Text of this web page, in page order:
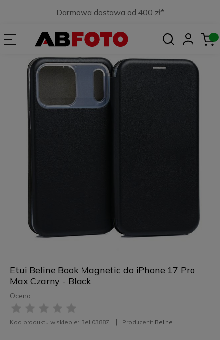
Darmowa dostawa od 400 zł*
Etui Beline Book Magnetic do iPhone 17 Pro
Max Czarny - Black
Ocena:
Kod produktu w sklepie: Beli03887 Producent: Beline